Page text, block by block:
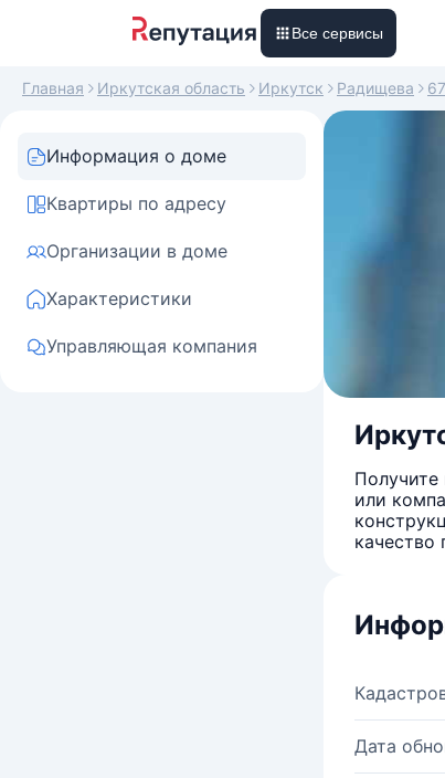
Все сервисы
Главная Иркутская область Иркутск Радищева
Информация о доме
Квартиры по адресу
Организации в доме
Характеристики
Управляющая компания
или
качество
Дата